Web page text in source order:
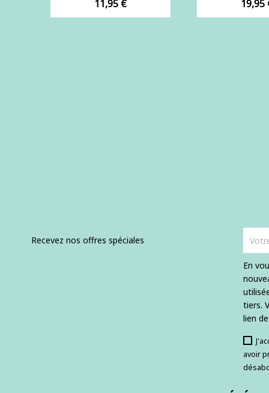
Prix
11,95 € Prix
19,95
Recevez nos offres spéciales
En
tiers.
lien
avoir